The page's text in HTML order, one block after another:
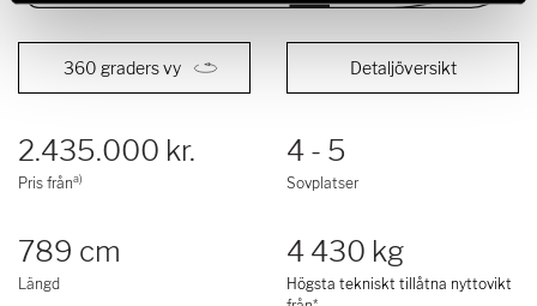
360 graders vy Detaljöversikt
2.435.000 kr.
Pris fråna)
4 - 5
Sovplatser
789 cm
Längd
4 430 kg
Högsta tekniskt tillåtna nyttovikt